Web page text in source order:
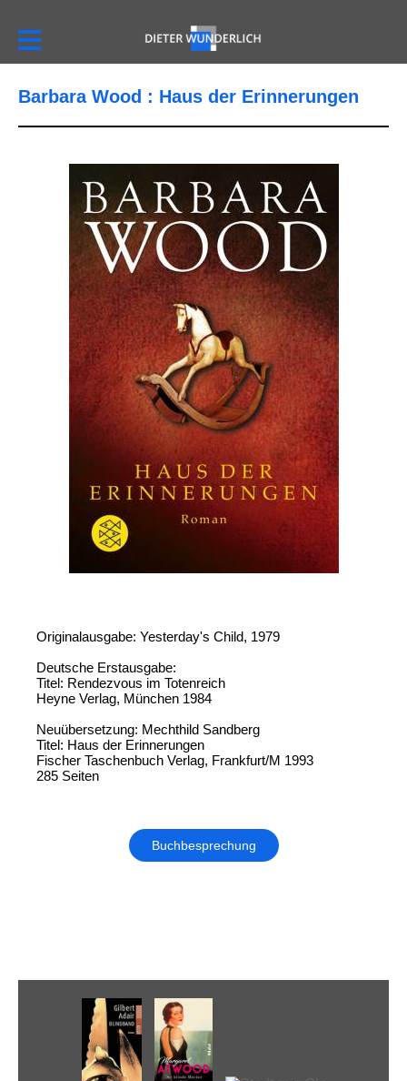
Barbara Wood : Haus der Erinnerungen
Originalausgabe: Yesterday's Child, 1979
Deutsche Erstausgabe:
Titel: Rendezvous im Totenreich
Heyne Verlag, München 1984
Neuübersetzung: Mechthild Sandberg
Titel: Haus der Erinnerungen
Fischer Taschenbuch Verlag, Frankfurt/M 1993
285 Seiten
Buchbesprechung